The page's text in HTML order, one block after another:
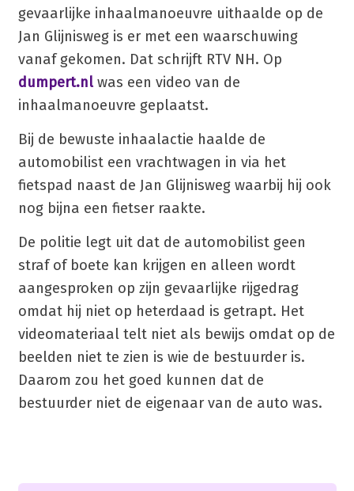
gevaarlijke inhaalmanoeuvre uithaalde op de
Jan Glijnisweg is er met een waarschuwing
vanaf gekomen. Dat schrijft RTV NH. Op
dumpert.nlwas een video van de
inhaalmanoeuvre geplaatst.
Bij de bewuste inhaalactie haalde de
automobilist een vrachtwagen in via het
fietspad naast de Jan Glijnisweg waarbij hij ook
nog bijna een fietser raakte.
De politie legt uit dat de automobilist geen
straf of boete kan krijgen en alleen wordt
aangesproken op zijn gevaarlijke rijgedrag
omdat hij niet op heterdaad is getrapt. Het
videomateriaal telt niet als bewijs omdat op de
beelden niet te zien is wie de bestuurder is.
Daarom zou het goed kunnen dat de
bestuurder niet de eigenaar van de auto was.